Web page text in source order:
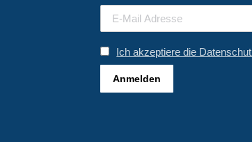
Ich akzeptiere die